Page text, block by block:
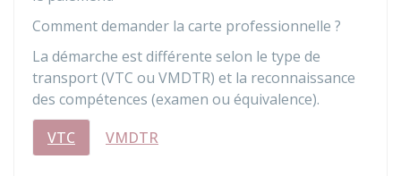
Comment demander la carte professionnelle ?
La démarche est différente selon le type de
transport (VTC ou VMDTR) et la reconnaissance
des compétences (examen ou équivalence).
VTC
VMDTR